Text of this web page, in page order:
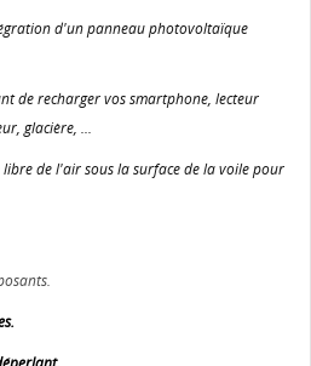
d'un panneau photovoltaïque
de recharger vos smartphone, lecteur
glacière, ...
de l'air sous la surface de la voile pour